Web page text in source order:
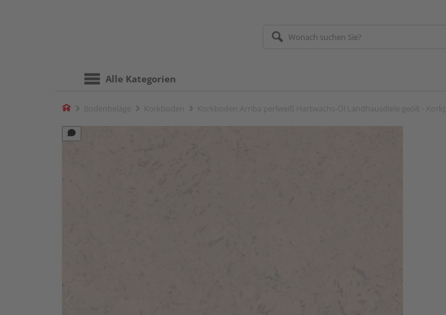
Alle Kategorien
Home